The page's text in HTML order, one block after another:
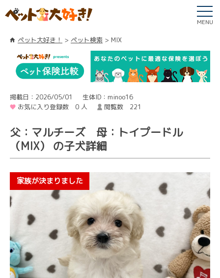
MENU
ペット大好き！ ペット検索 MIX
掲載日：2026/05/01
生体ID：minoo16
お気に入り登録数 0 人
閲覧数 221
父：マルチーズ 母：トイプードル
（MIX） の子犬詳細